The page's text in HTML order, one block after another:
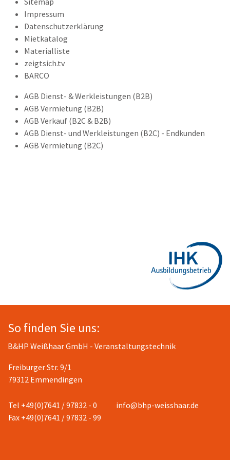
Impressum
Datenschutzerklärung
Mietkatalog
Materialliste
zeigtsich.tv
BARCO
AGB Dienst- & Werkleistungen (B2B)
AGB Vermietung (B2B)
AGB Verkauf (B2C & B2B)
AGB Dienst- und Werkleistungen (B2C) - Endkunden
AGB Vermietung (B2C)
So finden Sie uns:
B&HP Weißhaar GmbH - Veranstaltungstechnik
Freiburger Str. 9/1
79312 Emmendingen
Tel +49(0)7641 / 97832 - 0
Fax +49(0)7641 / 97832 - 99
info@bhp-weisshaar.de